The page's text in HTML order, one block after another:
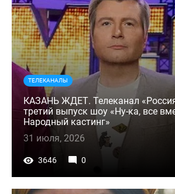
ТЕЛЕКАНАЛЫ
КАЗАНЬ ЖДЕТ. Телеканал
третий выпуск шоу «Ну-ка, все
Народный кастинг»
31 июля, 2026
3646 0